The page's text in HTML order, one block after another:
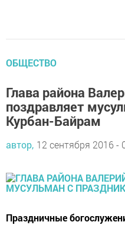
ОБЩЕСТВО
Глава района
поздравляет
Курбан-Байрам
автор, 12 сентября 2016 -
Праздничные